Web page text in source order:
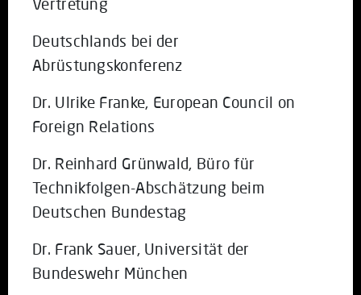
Vertretung
Deutschlands bei der
Abrüstungskonferenz
Dr. Ulrike Franke, European Council on
Foreign Relations
Dr. Reinhard Grünwald, Büro für
Technikfolgen-Abschätzung beim
Deutschen Bundestag
Dr. Frank Sauer, Universität der
Bundeswehr München